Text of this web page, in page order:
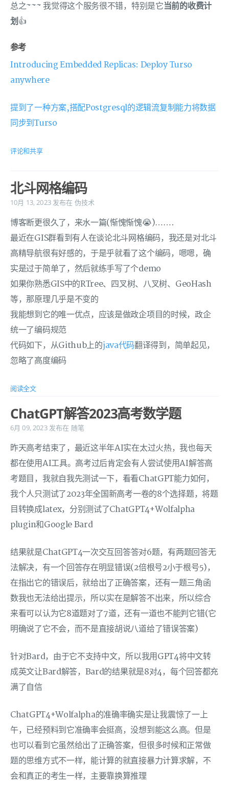
总之~~~ 我觉得这个服务很不错，特别是它当前的收费计
划👍
参考
Introducing Embedded Replicas: Deploy Turso
anywhere
提到了一种方案,搭配Postgresql的逻辑流复制能力将数据
同步到Turso
评论和共享
北斗网格编码
10月 13, 2023 发布在 伪技术
博客断更很久了，来水一篇(惭愧惭愧😭)…….
最近在GIS群看到有人在谈论北斗网格编码，我还是对北斗
高精导航很有好感的，于是乎就看了这个编码，嗯嗯，确
实是过于简单了，然后就练手写了个demo
如果你熟悉GIS中的RTree、四叉树、八叉树、GeoHash
等，那原理几乎是不变的
我能想到它的唯一优点，应该是做政企项目的时候，政企
统一了编码规范
代码如下，从Github上的java代码翻译得到，简单起见，
忽略了高度编码
阅读全文
ChatGPT解答2023高考数学题
6月 09, 2023 发布在 随笔
昨天高考结束了，最近这半年AI实在太过火热，我也每天
都在使用AI工具。高考过后肯定会有人尝试使用AI解答高
考题目，我就自我先测试一下，看看ChatGPT能力如何，
我个人只测试了2023年全国新高考一卷的8个选择题，将题
目转换成latex，分别测试了ChatGPT4+Wolfalpha
plugin和Google Bard
结果就是ChatGPT4一次交互回答答对6题，有两题回答无
法解决，有一个回答存在明显错误(2倍根号2小于根号5)，
在指出它的错误后，就给出了正确答案，还有一题三角函
数我也无法给出提示，所以实在是解答不出来，所以综合
来看可以认为它8道题对了7道，还有一道也不能判它错(它
明确说了它不会，而不是直接胡说八道给了错误答案)
针对Bard，由于它不支持中文，所以我用GPT4将中文转
成英文让Bard解答，Bard的结果就是8对4，每个回答都充
满了自信
ChatGPT4+Wolfalpha的准确率确实是让我震惊了一上
午，已经预料到它准确率会挺高，没想到能这么高。但是
也可以看到它虽然给出了正确答案，但很多时候和正常做
题的思维方式不一样，能计算的就直接暴力计算求解，不
会和真正的考生一样，主要靠换算推理